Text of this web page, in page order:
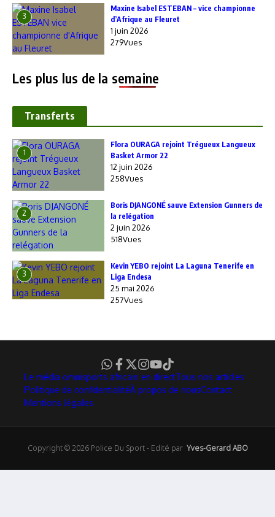
3
Maxine Isabel ESTEBAN – vice championne
d’Afrique au Fleuret
1 juin 2026
279Vues
Les plus lus de la semaine
Transferts
1
Flora OURAGA rejoint Trégueux Langueux
Basket Armor 22
12 juin 2026
258Vues
2
Boris DJANGONÉ sauve Extension Gunners de
la relégation
2 juin 2026
518Vues
3
Kevin YEBO rejoint La Laguna Tenerife en
Liga Endesa
25 mai 2026
257Vues
Le média omnisports africain en directTous nos articles
Politique de confidentialitéÀ propos de nousContact
Mentions légales
Copyright © 2026 Police Du Sport - Edité par Yves-Gerard ABO